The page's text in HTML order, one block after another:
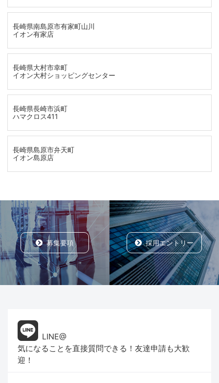
長崎県南島原市有家町山川
イオン有家店
長崎県大村市幸町
イオン大村ショッピングセンター
長崎県長崎市浜町
ハマクロス411
長崎県島原市弁天町
イオン島原店
募集要項 採用エントリー
LINE@
気になることを直接質問できる！友達申請も大歓
迎！